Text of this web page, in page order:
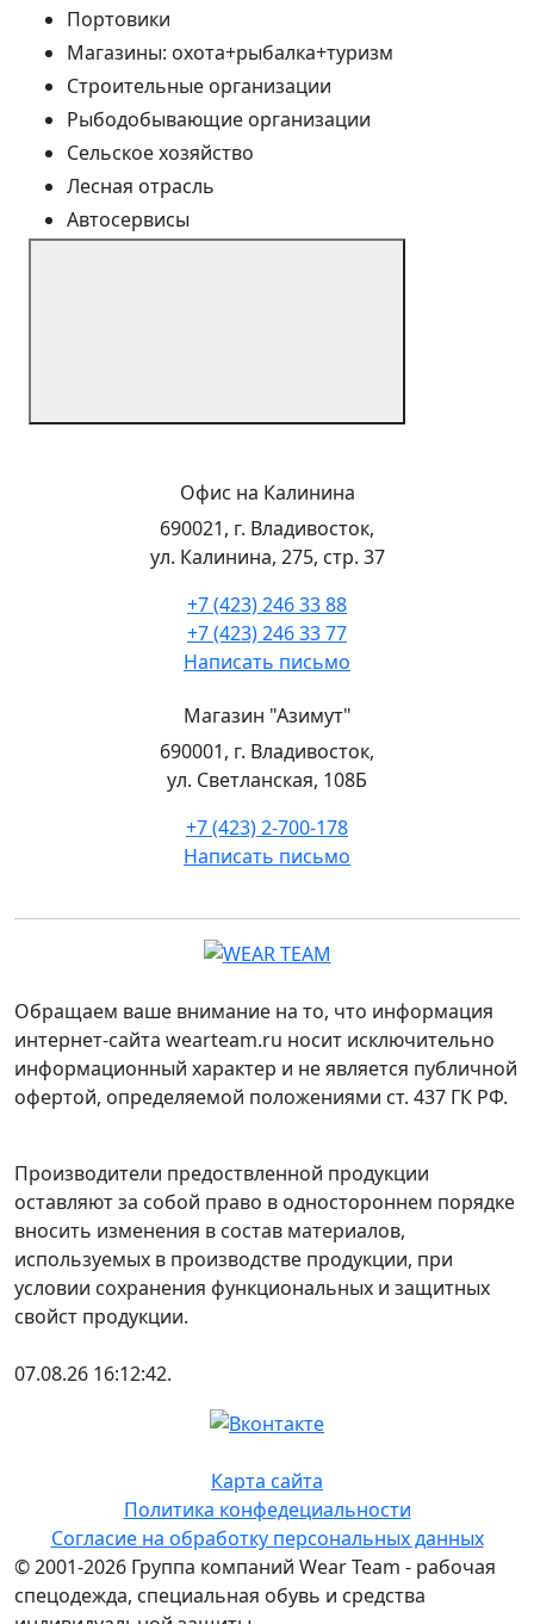
Портовики
Магазины: охота+рыбалка+туризм
Строительные организации
Рыбодобывающие организации
Сельское хозяйство
Лесная отрасль
Автосервисы
Офис на Калинина
690021, г. Владивосток,
ул. Калинина, 275, стр. 37
+7 (423) 246 33 88
+7 (423) 246 33 77
Написать письмо
Магазин "Азимут"
690001, г. Владивосток,
ул. Светланская, 108Б
+7 (423) 2-700-178
Написать письмо
Обращаем ваше внимание на то, что информация
интернет-сайта wearteam.ru носит исключительно
информационный характер и не является публичной
офертой, определяемой положениями ст. 437 ГК РФ.
Производители предоствленной продукции
оставляют за собой право в одностороннем порядке
вносить изменения в состав материалов,
используемых в производстве продукции, при
условии сохранения функциональных и защитных
свойст продукции.
07.08.26 16:12:42.
Карта сайта
Политика конфедециальности
Согласие на обработку персональных данных
© 2001-2026 Группа компаний Wear Team - рабочая
спецодежда, специальная обувь и средства